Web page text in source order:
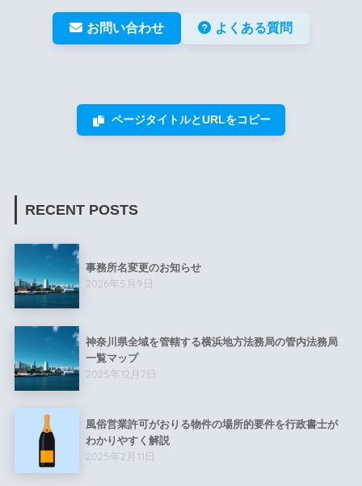
お問い合わせ よくある質問
ページタイトルとURLをコピー
RECENT POSTS
事務所名変更のお知らせ
2026年5月9日
神奈川県全域を管轄する横浜地方法務局の管内法務局
一覧マップ
2025年12月7日
風俗営業許可がおりる物件の場所的要件を行政書士が
わかりやすく解説
2025年2月11日